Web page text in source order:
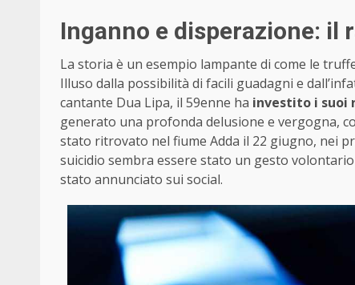
Inganno e disperazione: il
La storia è un esempio lampante di come le
Illuso dalla possibilità di facili guadagni e
cantante Dua Lipa, il 59enne ha investito i suoi
generato una profonda delusione e vergogna,
stato ritrovato nel fiume Adda il 22 giugno, nei
suicidio sembra essere stato un gesto
stato annunciato sui social.